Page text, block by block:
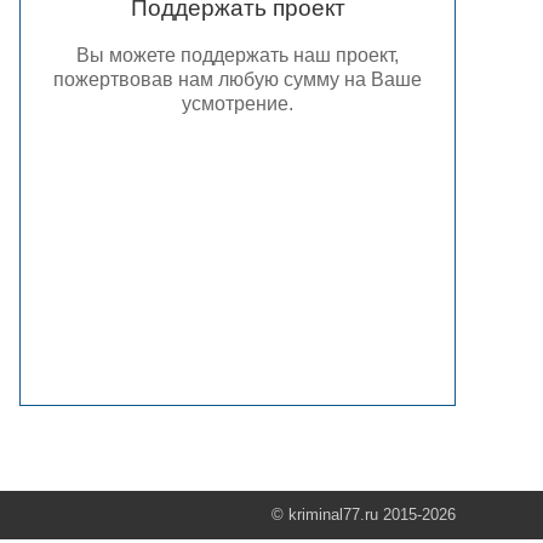
Поддержать проект
Вы можете поддержать наш проект,
пожертвовав нам любую сумму на Ваше
усмотрение.
© kriminal77.ru 2015-2026